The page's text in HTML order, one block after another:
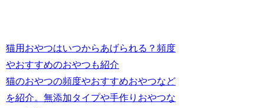
猫用おやつはいつからあげられる？頻度
やおすすめのおやつも紹介
猫のおやつの頻度やおすすめおやつなど
を紹介。無添加タイプや手作りおやつな